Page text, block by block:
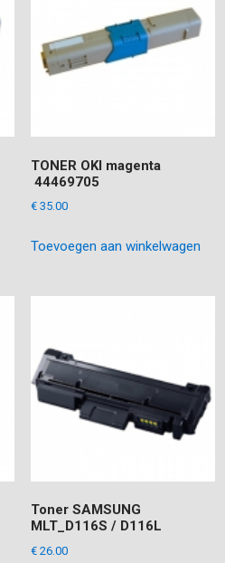
TONER OKI magenta
44469705
€35.00
Toevoegen aan winkelwagen
Toner SAMSUNG
MLT_D116S / D116L
€26.00